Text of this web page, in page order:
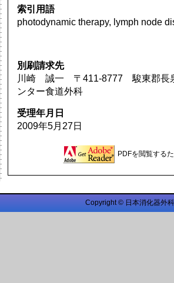
索引用語
photodynamic therapy, lymph node
別刷請求先
川崎 誠一 〒411-8777 駿東郡長
ンター食道外科
受理年月日
2009年5月27日
PDFを閲覧する
Copyright © 日本消化器外